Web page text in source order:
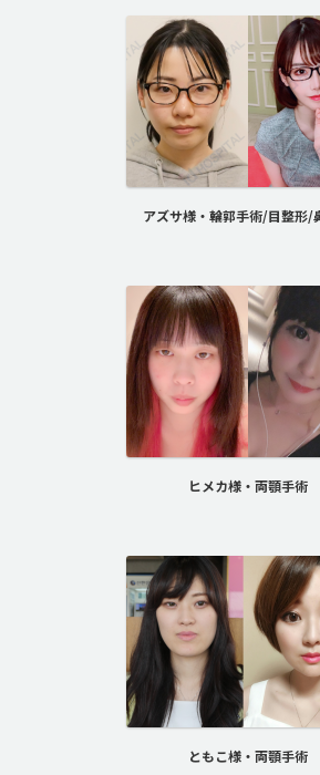
アズサ様・輪郭手術/目整形/
ヒメカ様・両顎手術
ともこ様・両顎手術